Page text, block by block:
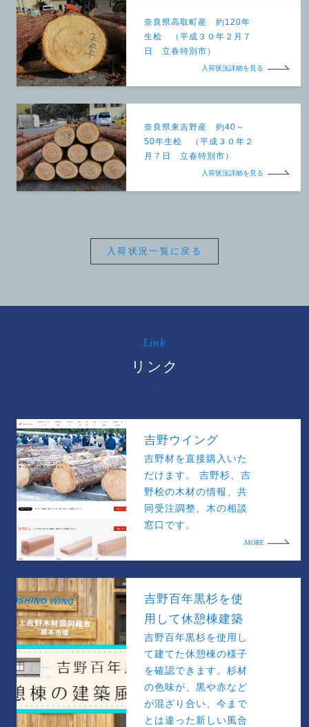
奈良県高取町産 約120年
生桧 （平成３０年２月７
日 立春特別市）
入荷状況詳細を見る
奈良県東吉野産 約40～
50年生桧 （平成３０年２
月７日 立春特別市）
入荷状況詳細を見る
入荷状況一覧に戻る
Link
リンク
吉野ウイング
吉野材を直接購入いた
だけます。 吉野杉、吉
野桧の木材の情報、共
同受注調整、木の相談
窓口です。
MORE
吉野百年黒杉を使
用して休憩棟建築
吉野百年黒杉を使用し
て建てた休憩棟の様子
を確認できます。杉材
の色味が、黒や赤など
が混ざり合い、今まで
とは違った新しい風合